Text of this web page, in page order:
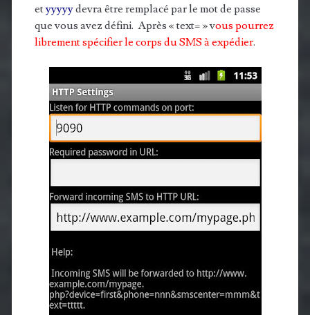
etyyyyydevra être remplacé par le mot de passe
que vous avez défini. Après « text= » vous pourrez
librement spécifier le corps du SMS à expédier.